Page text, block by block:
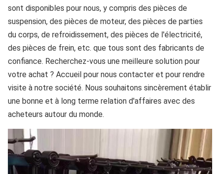
sont disponibles pour nous, y compris des pièces de
suspension, des pièces de moteur, des pièces de parties
du corps, de refroidissement, des pièces de l'électricité,
des pièces de frein, etc. que tous sont des fabricants de
confiance. Recherchez-vous une meilleure solution pour
votre achat ? Accueil pour nous contacter et pour rendre
visite à notre société. Nous souhaitons sincèrement établir
une bonne et à long terme relation d'affaires avec des
acheteurs autour du monde.